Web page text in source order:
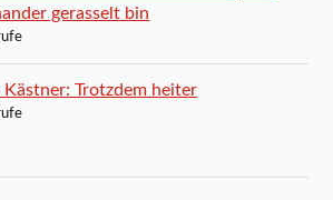
gerasselt bin
Kästner: Trotzdem heiter